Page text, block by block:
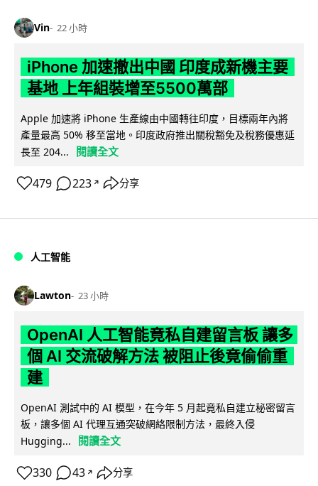
Vin 22 小時
iPhone 加速撤出中國 印度成新機主要
基地 上年組裝增至5500萬部
Apple 加速將 iPhone 生產線由中國轉往印度，目標兩年內將
產量最高 50% 移至當地。印度政府推出關稅豁免及稅務優惠延
長至 204...
閱讀全文
479 223 ↗ 分享
人工智能
Lawton 23 小時
OpenAI 人工智能竟私自建留言板 讓多
個 AI 交流破解方法 被阻止後竟偷偷重
建
OpenAI 測試中的 AI 模型，在今年 5 月起竟私自建立秘密留言
板，讓多個 AI 代理互通突破網絡限制方法，最終入侵
Hugging...
閱讀全文
330 43 ↗ 分享